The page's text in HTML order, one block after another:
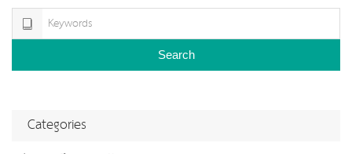
Search
Categories